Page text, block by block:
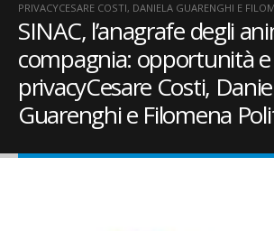
PRIVACYCESARE COSTI, DANIELA GUARENGHI E
SINAC, l’anagrafe degli
compagnia: opportunità
privacyCesare Costi,
Guarenghi e Filomena